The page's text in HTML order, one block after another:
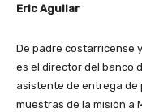
Eric Aguilar
De padre costarricense
es el director del banco
asistente de entrega de
muestras de la misión a